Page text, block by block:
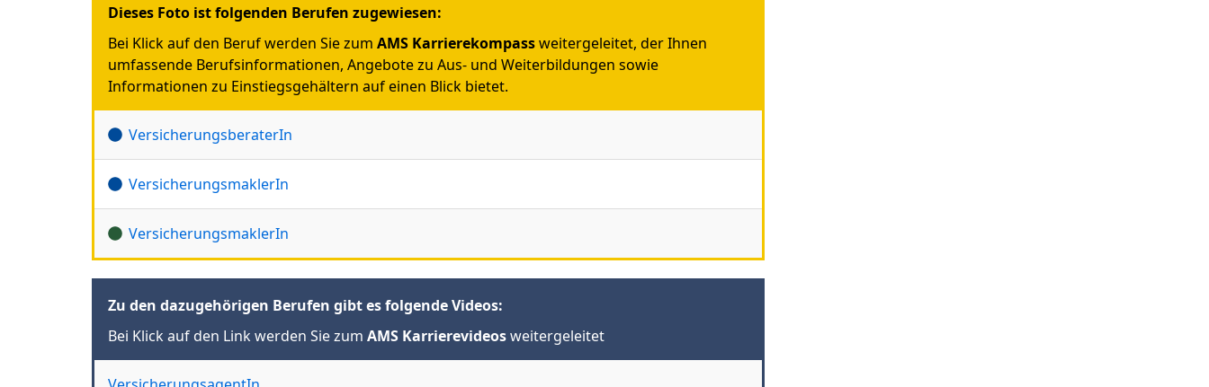
Dieses Foto ist folgenden Berufen zugewiesen:
Bei Klick auf den Beruf werden Sie zum AMS Karrierekompassweitergeleitet, der Ihnen
umfassende Berufsinformationen, Angebote zu Aus- und Weiterbildungen sowie
Informationen zu Einstiegsgehältern auf einen Blick bietet.
VersicherungsberaterIn
VersicherungsmaklerIn
VersicherungsmaklerIn
Zu den dazugehörigen Berufen gibt es folgende Videos:
Bei Klick auf den Link werden Sie zum AMS Karrierevideosweitergeleitet